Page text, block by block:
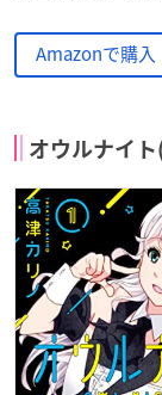
Amazonで購入
オウルナイ